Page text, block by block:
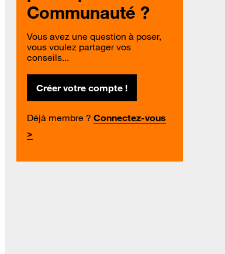
Communauté ?
Vous avez une question à poser,
vous voulez partager vos
conseils...
Créer votre compte !
Déjà membre ? Connectez-vous
>